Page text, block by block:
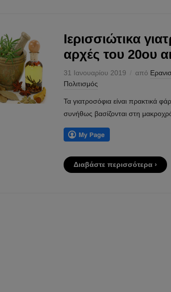
Ιερισσιώτικα
αρχές του 20ου
31 Ιανουαρίου 2019 από
Πολιτισμός
Τα γιατροσόφια είναι πρακτικά
συνήθως βασίζονται στη
Διαβάστε περισσότερα ›